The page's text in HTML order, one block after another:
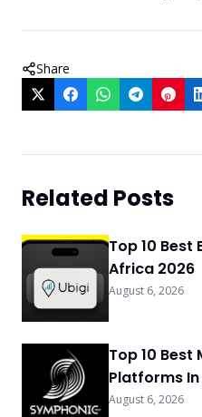
Share
Related Posts
Top 10 Best
Africa 2026
August 6, 2026
Top 10
Platforms
August 6, 2026